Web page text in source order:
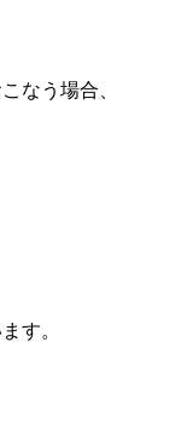
なう場合、
す。